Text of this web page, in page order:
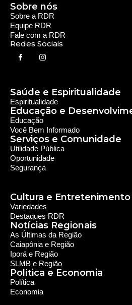
Sobre a RDR
Equipe RDR
Fale com a RDR
Redes Sociais
Sobre nós
Saúde e Espiritualidade
Espiritualidade
Educação e
Educação
Você Bem Informado
Serviços e Comunidade
Utilidade Pública
Oportunidade
Segurança
Cultura e Entretenimento
Política e Economia
Notícias Regionais
Política
Economia
As Últimas da Região
Caiapônia e Região
Iporá e Região
SLMB e Região
Variedades
Destaques RDR